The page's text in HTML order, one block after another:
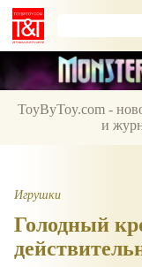
ToyByToy.com -
и
Игрушки
Голодный